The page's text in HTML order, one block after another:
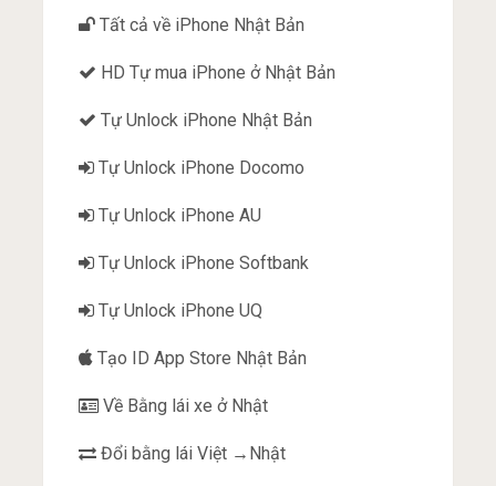
Tất cả về iPhone Nhật Bản
HD Tự mua iPhone ở Nhật Bản
Tự Unlock iPhone Nhật Bản
Tự Unlock iPhone Docomo
Tự Unlock iPhone AU
Tự Unlock iPhone Softbank
Tự Unlock iPhone UQ
Tạo ID App Store Nhật Bản
Về Bằng lái xe ở Nhật
Đổi bằng lái Việt →Nhật